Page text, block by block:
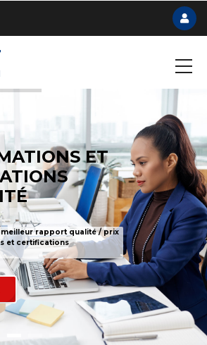
ET
rapport qualité / prix
et certifications